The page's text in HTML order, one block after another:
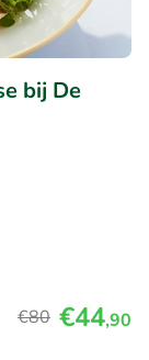
bij De
€80 €44,90